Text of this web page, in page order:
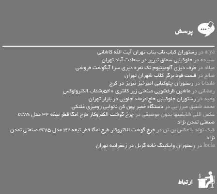
پرسش
arya در
رستوران کباب ناب بناب تهران آیت الله کاشانی
سپیده در چلوکبابی سماق تبریز در سعادت آباد تهران
میلاد در ظرف دیزی آلومینیوم تک نفره دیزی سرا آبگوشت فروشی
صالح در فست فود برگر کلاب شهران تهران
ماندانا در رستوران چلوکبابی امیرخیز تبریز در کرج
رمضانی در ماشین ظرفشویی صنعتی زیر کانتری 540بشقاب الکترولوکس
وحید در رستوران چلوکبابی حاج مرشد چلویی در بازار تهران
محمد شفیق میرزایی در دستگاه خمیر پهن کن نانوایی رومیزی غلتکی
عكس اللي شايفينها بدون موسيقى در
چرخ گوشت الکتروکار طرح امگا قطر تیغه 32 مدل ec75
صنعتی تمدن نژاد
کیک تولد با عکس بن تن در
چرخ گوشت الکتروکار طرح امگا قطر تیغه 32 مدل ec75 صنعتی تمدن
نژاد
locfa در
رستوران وایکینگ خانه گریل در زعفرانیه تهران
ارتباط